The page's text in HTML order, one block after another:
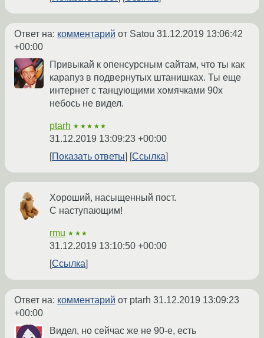
Ответ на: комментарий от Satou 31.12.2019 13:06:42
+00:00
Привыкай к опенсурсным сайтам, что ты как
карапуз в подвернутых штанишках. Ты еще
интернет с танцующими хомячками 90х
небось не видел.
ptarh ★★★★★
31.12.2019 13:09:23 +00:00
Показать ответы
Ссылка
Хороший, насыщенный пост.
С наступающим!
rmu ★★★
31.12.2019 13:10:50 +00:00
Ссылка
Ответ на: комментарий от ptarh 31.12.2019 13:09:23
+00:00
Видел, но сейчас же не 90-е, есть